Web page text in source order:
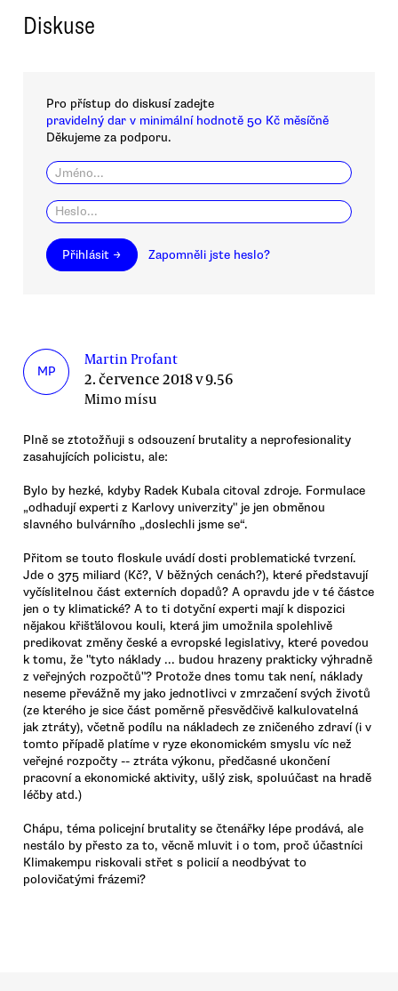
Diskuse
Pro přístup do diskusí zadejte
pravidelný dar v minimální hodnotě 50 Kč měsíčně
Děkujeme za podporu.
Přihlásit → Zapomněli jste heslo?
MP
Martin Profant
2. července 2018 v 9.56
Mimo mísu
Plně se ztotožňuji s odsouzení brutality a neprofesionality
zasahujících policistu, ale:
Bylo by hezké, kdyby Radek Kubala citoval zdroje. Formulace
„odhadují experti z Karlovy univerzity" je jen obměnou
slavného bulvárního „doslechli jsme se“.
Přitom se touto floskule uvádí dosti problematické tvrzení.
Jde o 375 miliard (Kč?, V běžných cenách?), které představují
vyčíslitelnou část externích dopadů? A opravdu jde v té částce
jen o ty klimatické? A to ti dotyční experti mají k dispozici
nějakou křišťálovou kouli, která jim umožnila spolehlivě
predikovat změny české a evropské legislativy, které povedou
k tomu, že "tyto náklady ... budou hrazeny prakticky výhradně
z veřejných rozpočtů"? Protože dnes tomu tak není, náklady
neseme převážně my jako jednotlivci v zmrzačení svých životů
(ze kterého je sice část poměrně přesvědčivě kalkulovatelná
jak ztráty), včetně podílu na nákladech ze zničeného zdraví (i v
tomto případě platíme v ryze ekonomickém smyslu víc než
veřejné rozpočty -- ztráta výkonu, předčasné ukončení
pracovní a ekonomické aktivity, ušlý zisk, spoluúčast na hradě
léčby atd.)
Chápu, téma policejní brutality se čtenářky lépe prodává, ale
nestálo by přesto za to, věcně mluvit i o tom, proč účastníci
Klimakempu riskovali střet s policií a neodbývat to
polovičatými frázemi?